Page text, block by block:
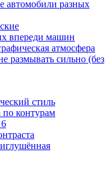
автомобили разных
впереди машин
атмосфера
размывать сильно (без
стиль
по контурам